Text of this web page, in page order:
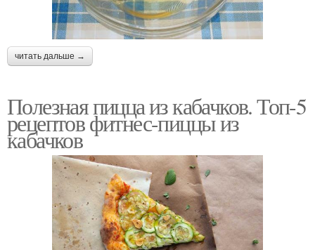
читать дальше →
Полезная пицца из кабачков. Топ-5
рецептов фитнес-пиццы из
кабачков